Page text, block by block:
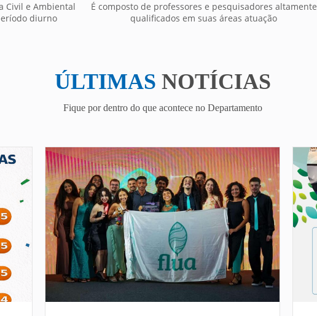
Civil e Ambiental
diurno
É composto de professores e pesquisadores altamente
qualificados em suas áreas atuação
ÚLTIMAS NOTÍCIAS
Fique por dentro do que acontece no Departamento